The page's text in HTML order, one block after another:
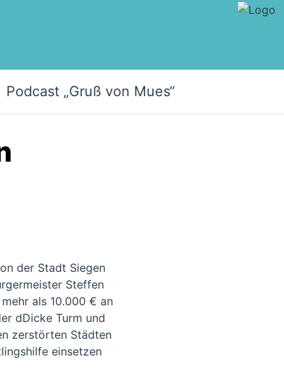
Podcast „Gruß von Mues“
der Stadt Siegen
Steffen
als 10.000 € an
dDicke Turm und
zerstörten Städten
einsetzen